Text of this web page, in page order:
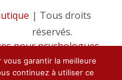
| Tous droits
réservés.
pour psychologues,
garantir la meilleure
continuez à utiliser ce